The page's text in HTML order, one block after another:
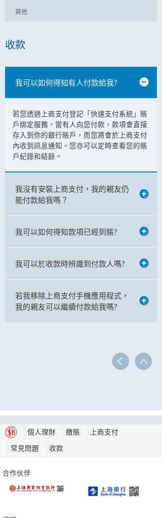
其他
收款
我可以如何得知有人付款給我?
若您透過上商支付登記「快速支付系統」賬
戶綁定服務，當有人向您付款，款項會直接
存入到你的銀行賬戶，而您將會於上商支付
內收到訊息通知。您亦可以定時查看您的賬
戶紀錄和結餘。
我沒有安裝上商支付，我的親友仍
能付款給我嗎？
我可以如何得知款項已經到賬?
我可以於收款時辨識到付款人嗎?
若我移除上商支付手機應用程式，
我的親友可以繼續付款給我嗎?
個人理財 繳賬 上商支付
常見問題 收款
合作伙伴